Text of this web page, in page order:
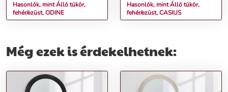
Hasonlók, mint Álló tükör,
fehér/ezüst, ODINE
Hasonlók, mint Álló tükör,
fehér/ezüst, CASIUS
Még ezek is érdekelhetnek: